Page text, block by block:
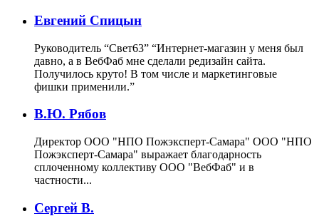
Евгений Спицын
Руководитель “Свет63” “Интернет-магазин у меня был
давно, а в ВебФаб мне сделали редизайн сайта.
Получилось круто! В том числе и маркетинговые
фишки применили.”
В.Ю. Рябов
Директор ООО "НПО Пожэксперт-Самара" ООО "НПО
Пожэксперт-Самара" выражает благодарность
сплоченному коллективу ООО "ВебФаб" и в
частности...
Сергей В.